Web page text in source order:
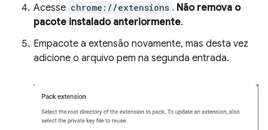
Acesse chrome://extensions . Não remova o
pacote instalado anteriormente.
Empacote a extensão novamente, mas desta vez
adicione o arquivo pem na segunda entrada.